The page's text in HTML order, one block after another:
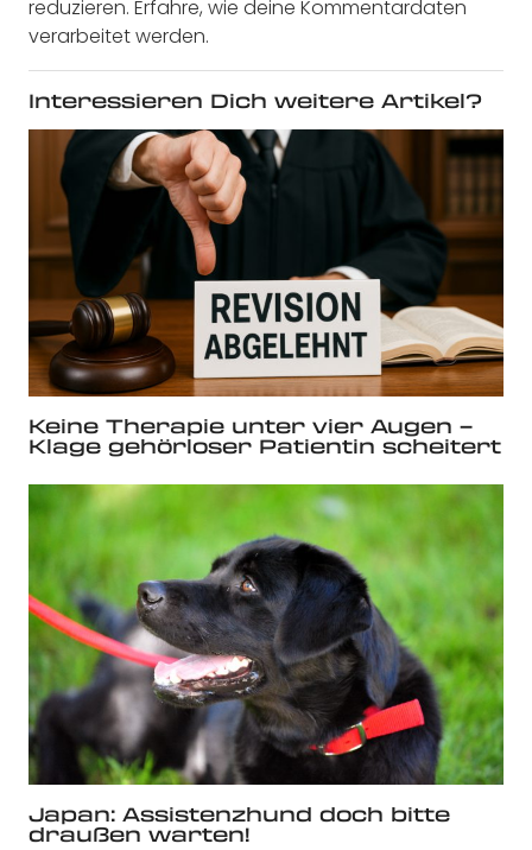
reduzieren. Erfahre, wie deine Kommentardaten
verarbeitet werden.
Interessieren Dich weitere Artikel?
Keine Therapie unter vier Augen –
Klage gehörloser Patientin scheitert
Japan: Assistenzhund doch bitte
draußen warten!